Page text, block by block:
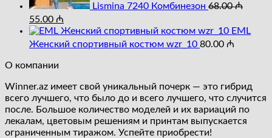
Lismina 7240 Комбинезон 68.00₼
Первоначальная
цена
составляла
55.00 ₼
цена:
55.00 ₼.
EML
Женский спортивный костюм wzr_10 80.00 ₼
О компании
Winner.az имеет свой уникальный почерк — это гибрид
всего лучшего, что было до и всего лучшего, что случится
после. Большое количество моделей и их вариаций по
лекалам, цветовым решениям и принтам выпускается
ограниченным тиражом. Успейте приобрести!